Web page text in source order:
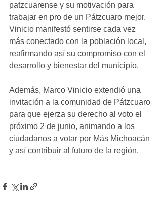
patzcuarense y su motivación para
trabajar en pro de un Pátzcuaro mejor.
Vinicio manifestó sentirse cada vez
más conectado con la población local,
reafirmando así su compromiso con el
desarrollo y bienestar del municipio.
Además, Marco Vinicio extendió una
invitación a la comunidad de Pátzcuaro
para que ejerza su derecho al voto el
próximo 2 de junio, animando a los
ciudadanos a votar por Más Michoacán
y así contribuir al futuro de la región.